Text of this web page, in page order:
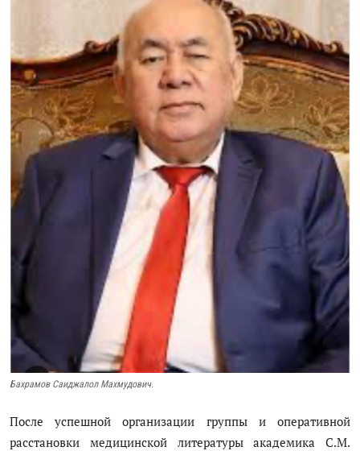
История здравоохранения Узбекистана
Периодические издания
Медики Узбекистана
Фотогалерея
ВАК
PDF-translator
Статистика
Проблемы Арала
Антикоррупция
Русский
Бахрамов Саиджалол Махмудович.
После успешной организации группы и оперативной
расстановки медицинской литературы академика С.М.